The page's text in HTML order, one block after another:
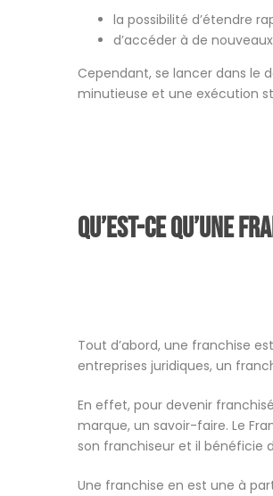
la possibilité d’étendre
d’accéder à de
Cependant, se lancer dans le
minutieuse et une exécution
Qu’est-ce qu’une
Tout d’abord, une franchise
entreprises juridiques, un
En effet, pour devenir
marque, un savoir-faire. Le
son franchiseur et il bénéficie
Une franchise en est une à